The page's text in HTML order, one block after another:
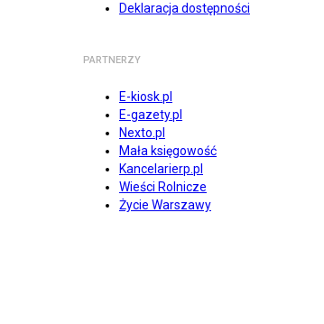
Deklaracja dostępności
PARTNERZY
E-kiosk.pl
E-gazety.pl
Nexto.pl
Mała księgowość
Kancelarierp.pl
Wieści Rolnicze
Życie Warszawy